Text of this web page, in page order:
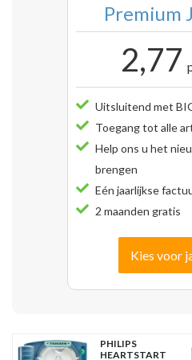
Premium
2,77
Uitsluitend met
Toegang tot alle
Help ons u het
brengen
Eén jaarlijkse
2 maanden gratis
Kies voor
PHILIPS
HEARTSTART